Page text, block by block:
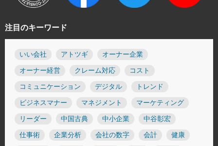
注目のキーワード
いい会社 アトツギ オーナー企業
オーナー経営 クレーム対応 コスト
コミュニケーション デジタル トレンド
ビジネスマナー マネジメント マーケティング
リーダー 中国古典 中小企業 中谷彰宏
仕事術 企業分析 会社の数字 会計 健康